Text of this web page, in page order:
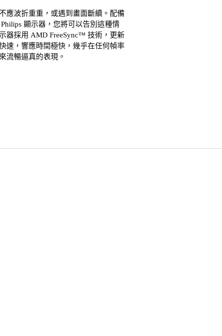
應波折重重，或遇到畫面斷續。配備
顯示器，您將可以告別這種情
器採用 AMD FreeSync™ 技術，更新
速，響應時間極快，幾乎在任何幀率
流暢逼真的表現。